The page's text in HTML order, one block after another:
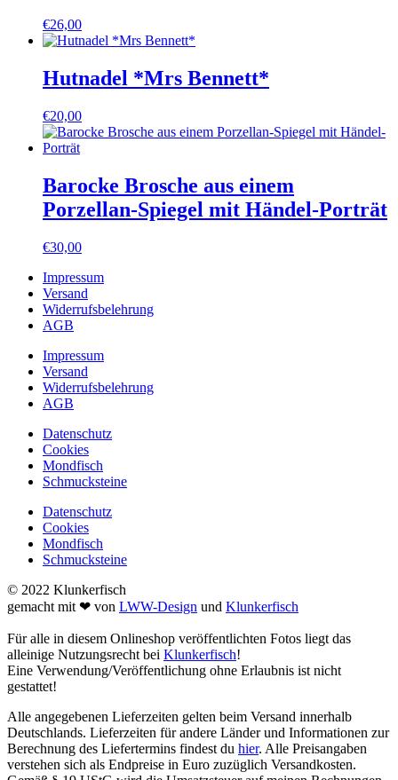
€26,00
Hutnadel *Mrs Bennett*
€20,00
Barocke Brosche aus einem
Porzellan-Spiegel mit Händel-Porträt
€30,00
Impressum
Versand
Widerrufsbelehrung
AGB
Impressum
Versand
Widerrufsbelehrung
AGB
Datenschutz
Cookies
Mondfisch
Schmucksteine
Datenschutz
Cookies
Mondfisch
Schmucksteine
© 2022 Klunkerfisch
gemacht mit ❤ von LWW-Design und Klunkerfisch
Für alle in diesem Onlineshop veröffentlichten Fotos liegt das
alleinige Nutzungsrecht bei Klunkerfisch!
Eine Verwendung/Veröffentlichung ohne Erlaubnis ist nicht
gestattet!
Alle angegebenen Lieferzeiten gelten beim Versand innerhalb
Deutschlands. Lieferzeiten für andere Länder und Informationen zur
Berechnung des Liefertermins findest du hier. Alle Preisangaben
verstehen sich als Endpreise in Euro zuzüglich Versandkosten.